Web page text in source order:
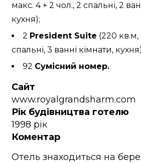
макс. 4 + 2 чол., 2 спальні, 2
кухня);
2 President Suite (220 кв.м,
спальні, 3 ванні кімнати,
92 Сумісний номер.
Сайт
www.royalgrandsharm.com
Рік будівництва готелю
1998 рік
Коментар
Oтель знаходиться на